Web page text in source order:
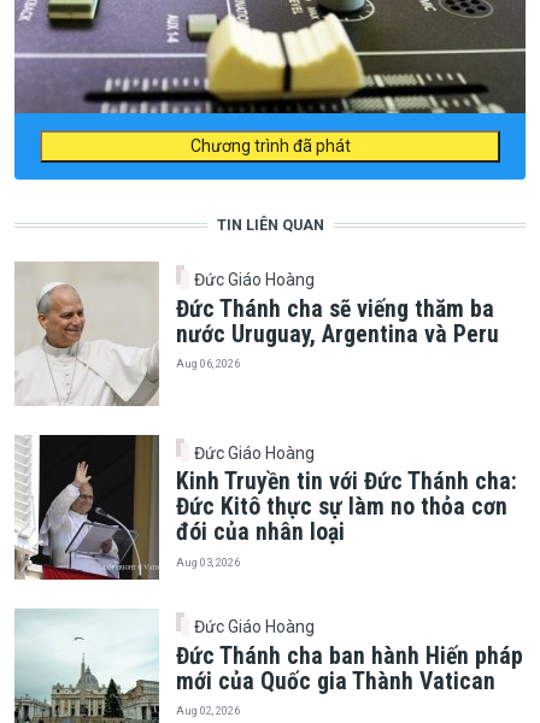
Chương trình đã phát
TIN LIÊN QUAN
Đức Giáo Hoàng
Đức Thánh cha sẽ viếng thăm ba
nước Uruguay, Argentina và Peru
Aug 06, 2026
Đức Giáo Hoàng
Kinh Truyền tin với Đức Thánh cha:
Đức Kitô thực sự làm no thỏa cơn
đói của nhân loại
Aug 03, 2026
Đức Giáo Hoàng
Đức Thánh cha ban hành Hiến pháp
mới của Quốc gia Thành Vatican
Aug 02, 2026